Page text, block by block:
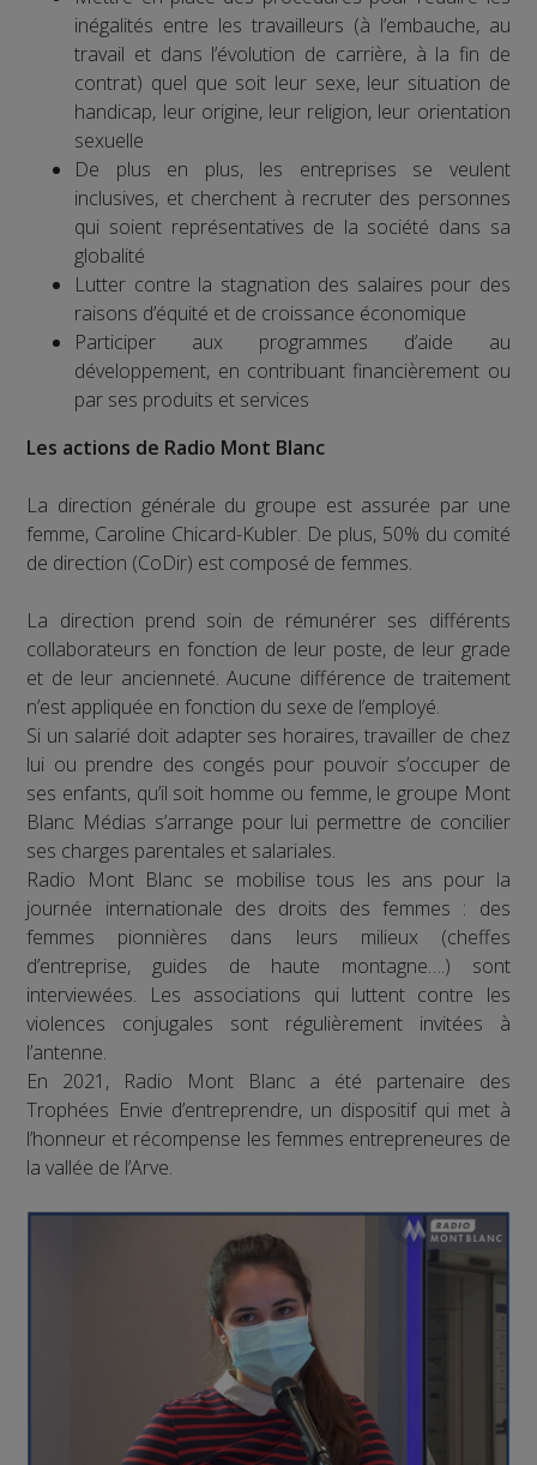
inégalités entre les travailleurs (à l’embauche, au
travail et dans l’évolution de carrière, à la fin de
contrat) quel que soit leur sexe, leur situation de
handicap, leur origine, leur religion, leur orientation
sexuelle
De plus en plus, les entreprises se veulent
inclusives, et cherchent à recruter des personnes
qui soient représentatives de la société dans sa
globalité
Lutter contre la stagnation des salaires pour des
raisons d’équité et de croissance économique
Participer aux programmes d’aide au
développement, en contribuant financièrement ou
par ses produits et services
Les actions de Radio Mont Blanc
La direction générale du groupe est assurée par une
femme, Caroline Chicard-Kubler. De plus, 50% du comité
de direction (CoDir) est composé de femmes.
La direction prend soin de rémunérer ses différents
collaborateurs en fonction de leur poste, de leur grade
et de leur ancienneté. Aucune différence de traitement
n’est appliquée en fonction du sexe de l’employé.
Si un salarié doit adapter ses horaires, travailler de chez
lui ou prendre des congés pour pouvoir s’occuper de
ses enfants, qu’il soit homme ou femme, le groupe Mont
Blanc Médias s’arrange pour lui permettre de concilier
ses charges parentales et salariales.
Radio Mont Blanc se mobilise tous les ans pour la
journée internationale des droits des femmes : des
femmes pionnières dans leurs milieux (cheffes
d’entreprise, guides de haute montagne….) sont
interviewées. Les associations qui luttent contre les
violences conjugales sont régulièrement invitées à
l’antenne.
En 2021, Radio Mont Blanc a été partenaire des
Trophées Envie d’entreprendre, un dispositif qui met à
l’honneur et récompense les femmes entrepreneures de
la vallée de l’Arve.